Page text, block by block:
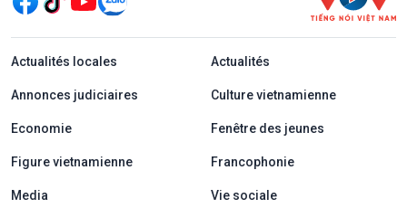
menu footer tiếng Pháp
Actualités locales Actualités
Annonces judiciaires Culture vietnamienne
Economie Fenêtre des jeunes
Figure vietnamienne Francophonie
Media Vie sociale